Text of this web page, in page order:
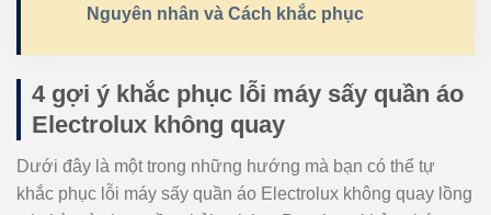
Nguyên nhân và Cách khắc phục
4 gợi ý khắc phục lỗi máy sấy quần áo
Electrolux không quay
Dưới đây là một trong những hướng mà bạn có thể tự
khắc phục lỗi máy sấy quần áo Electrolux không quay lồng